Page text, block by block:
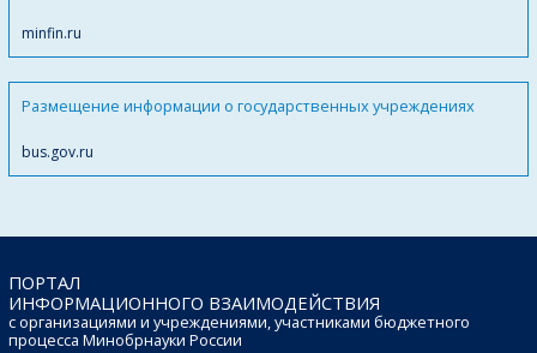
minfin.ru
Размещение информации о государственных учреждениях
bus.gov.ru
ПОРТАЛ
ИНФОРМАЦИОННОГО ВЗАИМОДЕЙСТВИЯ
с организациями и учреждениями, участниками бюджетного
процесса Минобрнауки России